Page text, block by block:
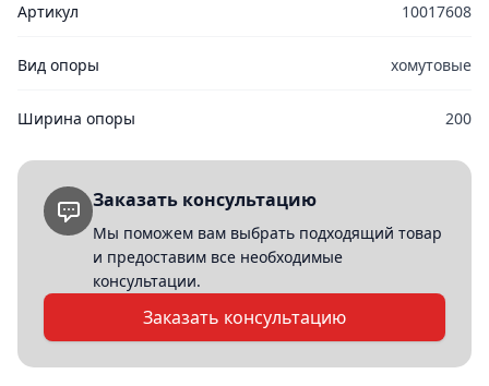
Артикул 10017608
Вид опоры хомутовые
Ширина опоры 200
Заказать консультацию
Мы поможем вам выбрать подходящий товар
и предоставим все необходимые
консультации.
Заказать консультацию